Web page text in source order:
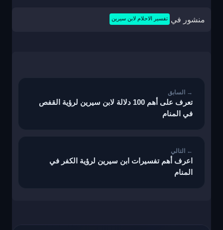
منشور في تفسير الاحلام لابن سيرين
تعرف على أهم 100 دلالة لابن سيرين لرؤية القفص
في المنام
اعرف أهم تفسيرات ابن سيرين لرؤية الكفر في
المنام